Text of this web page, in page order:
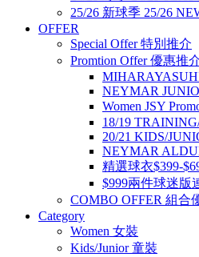
25/26 新球季 25/26
OFFER
Special Offer 特別推介
Promtion Offer 優惠推
NEYMAR
Women JSY
18/19
20/21 KIDS/
NEYMAR
精選球衣$399-
$999兩件球迷版
COMBO OFFER 組合
Category
Women 女裝
Kids/Junior 童裝